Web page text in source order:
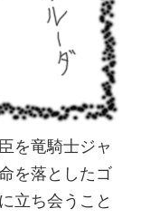
を竜騎士ジャ
を落としたゴ
立ち会うこと